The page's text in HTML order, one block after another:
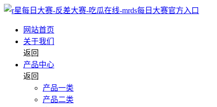
网站首页
关于我们
返回
产品中心
返回
产品一类
产品二类